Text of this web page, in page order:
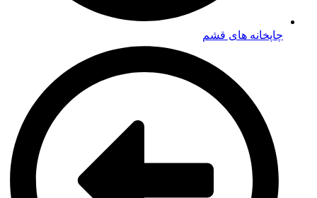
چاپخانه های قشم